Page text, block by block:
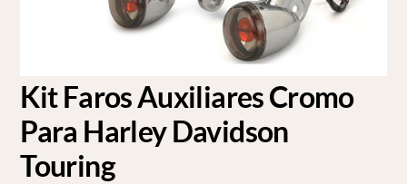
Kit Faros Auxiliares Cromo
Para Harley Davidson
Touring